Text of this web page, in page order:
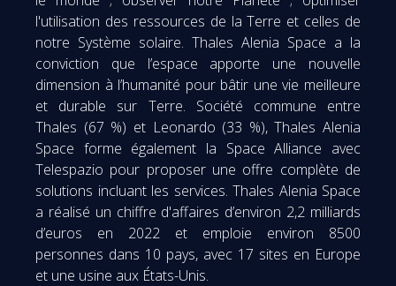
l'utilisation des ressources de la Terre et celles de
notre Système solaire. Thales Alenia Space a la
conviction que l’espace apporte une nouvelle
dimension à l’humanité pour bâtir une vie meilleure
et durable sur Terre. Société commune entre
Thales (67 %) et Leonardo (33 %), Thales Alenia
Space forme également la Space Alliance avec
Telespazio pour proposer une offre complète de
solutions incluant les services. Thales Alenia Space
a réalisé un chiffre d'affaires d’environ 2,2 milliards
d’euros en 2022 et emploie environ 8500
personnes dans 10 pays, avec 17 sites en Europe
et une usine aux États-Unis.